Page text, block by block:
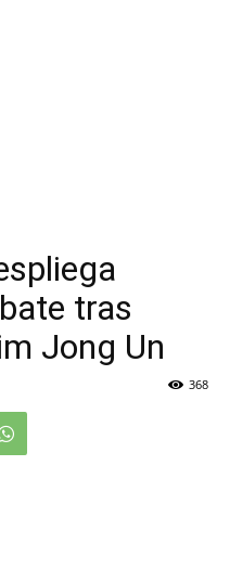
tras
Jong Un
368